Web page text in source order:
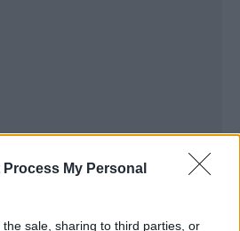
Process My Personal
sale, sharing to third parties, or